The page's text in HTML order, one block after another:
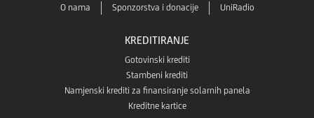
O nama Sponzorstva i donacije UniRadio
KREDITIRANJE
Gotovinski krediti
Stambeni krediti
Namjenski krediti za finansiranje solarnih panela
Kreditne kartice